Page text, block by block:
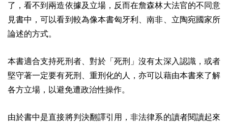
了，看不到兩造依據及立場，反而在詹森林大法官的不同意
見書中，可以看到較為像本書匈牙利、南非、立陶宛國家所
論述的方式。
本書適合支持死刑者、對於「死刑」沒有太深入認識，或者
堅守著一定要有死刑、重刑化的人，亦可以藉由本書來了解
各方立場，以避免遭政治性操作。
由於書中是直接將判決翻譯引用，非法律系的讀者閱讀起來